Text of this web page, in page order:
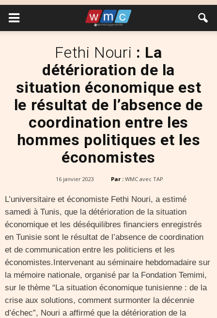
Fethi Nouri : La
détérioration de la
situation économique est
le résultat de l’absence de
coordination entre les
hommes politiques et les
économistes
16 janvier 2023 Par : WMC avec TAP
L’universitaire et économiste Fethi Nouri, a estimé
samedi à Tunis, que la détérioration de la situation
économique et les déséquilibres financiers enregistrés
en Tunisie sont le résultat de l’absence de coordination
et de communication entre les politiciens et les
économistes.Intervenant au séminaire hebdomadaire sur
la mémoire nationale, organisé par la Fondation Temimi,
sur le thème “La situation économique tunisienne : de la
crise aux solutions, comment surmonter la décennie
d’échec”, Nouri a affirmé que la détérioration de la